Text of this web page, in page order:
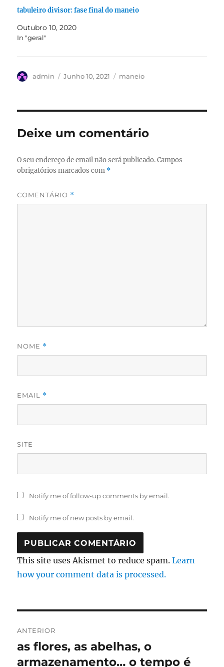
tabuleiro divisor: fase final do maneio
Outubro 10, 2020
In "geral"
Autor
admin
Publicado
Junho 10, 2021 Categorias
maneio
Deixe um comentário
O seu endereço de email não será publicado. Campos
obrigatórios marcados com *
COMENTÁRIO *
NOME *
EMAIL *
SITE
Notify me of follow-up comments by email.
Notify me of new posts by email.
This site uses Akismet to reduce spam.Learn
how your comment data is processed.
de
artigos
ANTERIOR
Artigo
anterior:
as flores, as abelhas, o
armazenamento… o tempo é